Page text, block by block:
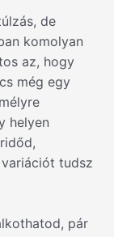
de
komolyan
az, hogy
még egy
helyen
tudsz
pár